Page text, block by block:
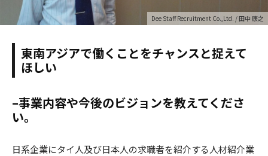
Dee Staff Recruitment Co.,Ltd. / 田中 康之
東南アジアで働くことをチャンスと捉えて
ほしい
–事業内容や今後のビジョンを教えてくださ
い。
日系企業にタイ人及び日本人の求職者を紹介する人材紹介業